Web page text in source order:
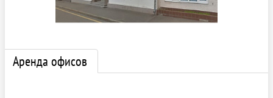
Аренда офисов